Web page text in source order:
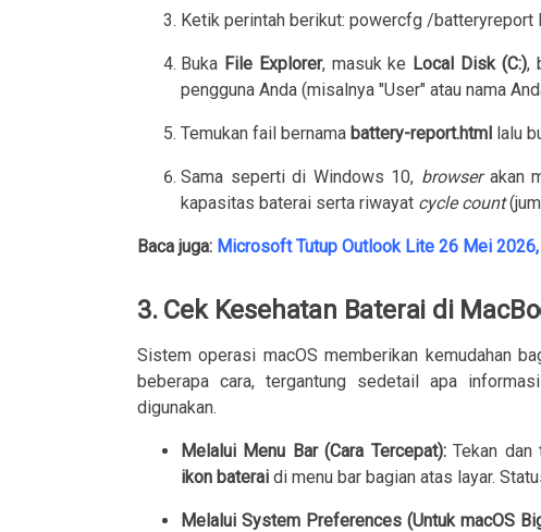
Ketik perintah berikut: powercfg /batteryreport
Buka File Explorer, masuk ke Local Disk (C:),
pengguna Anda (misalnya "User" atau nama
Temukan fail bernama battery-report.html lalu
Sama seperti di Windows 10, browserakan
kapasitas baterai serta riwayat cycle count
Baca juga: Microsoft Tutup Outlook Lite 26 Mei
3. Cek Kesehatan Baterai di
Sistem operasi macOS memberikan kemudahan
beberapa cara, tergantung sedetail apa
digunakan.
Melalui Menu Bar (Cara Tercepat):Tekan dan
ikon baterai di menu bar bagian atas layar.
Melalui System Preferences (Untuk macOS